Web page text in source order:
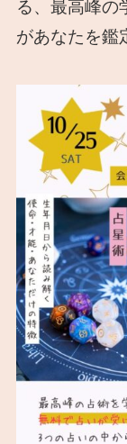
る、最高峰の
があなたを鑑